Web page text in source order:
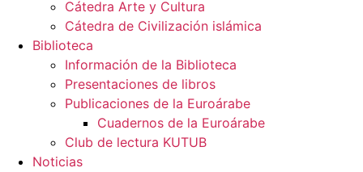
Cátedra Arte y Cultura
Cátedra de Civilización islámica
Biblioteca
Información de la Biblioteca
Presentaciones de libros
Publicaciones de la Euroárabe
Cuadernos de la Euroárabe
Club de lectura KUTUB
Noticias